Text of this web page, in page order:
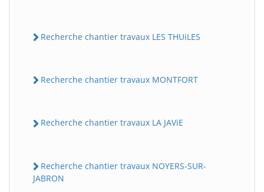
Recherche chantier travaux LES THUiLES
Recherche chantier travaux MONTFORT
Recherche chantier travaux LA JAViE
Recherche chantier travaux NOYERS-SUR-
JABRON